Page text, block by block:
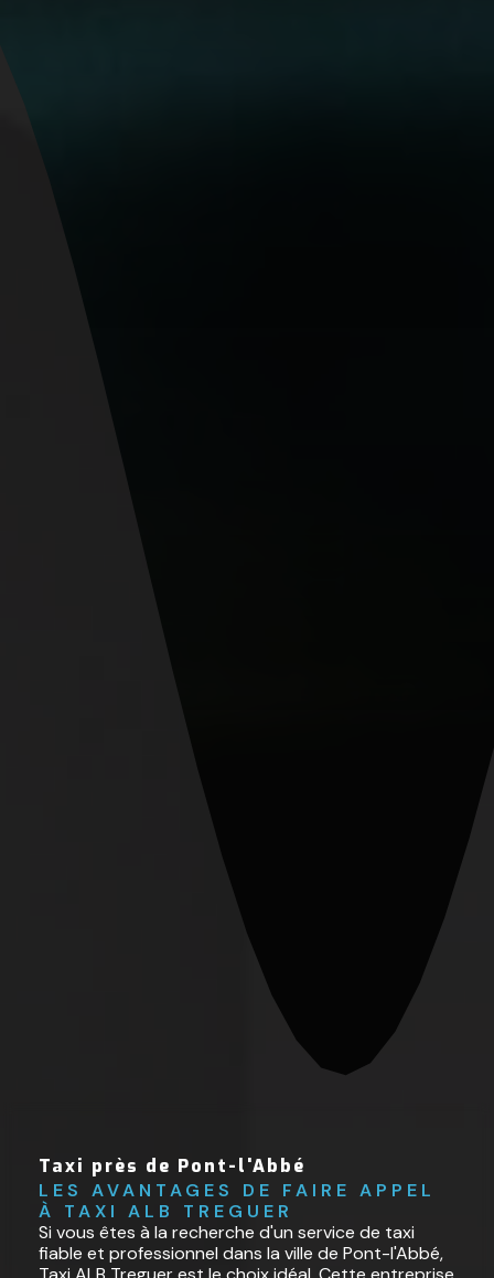
Taxi près de Pont-l'Abbé
LES AVANTAGES DE FAIRE APPEL
À TAXI ALB TREGUER
Si vous êtes à la recherche d'un service de taxi
fiable et professionnel dans la ville de Pont-l'Abbé,